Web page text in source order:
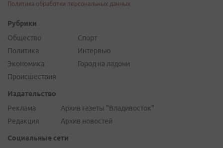
Политика обработки персональных данных
Рубрики
Общество
Политика
Экономика
Происшествия
Спорт
Интервью
Город на ладони
Издательство
Реклама
Редакция
Архив газеты "Владивосток"
Архив новостей
Социальные сети